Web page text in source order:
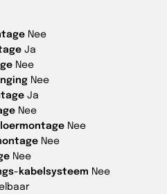
Nee
Ja
Nee
Nee
Ja
Nee
Nee
Nee
Nee
kabelsysteem Nee